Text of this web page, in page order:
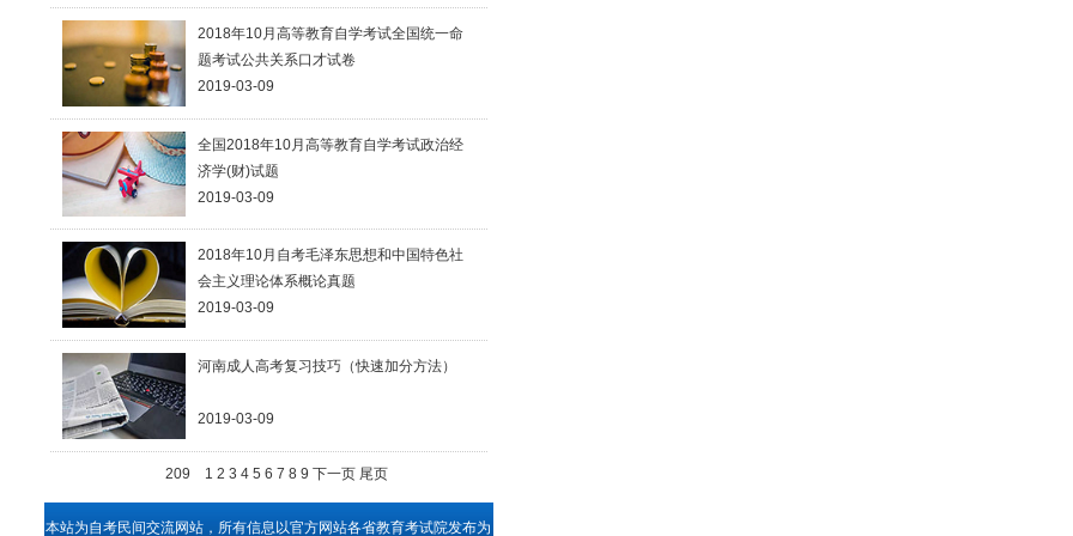
2018年10月高等教育自学考试全国统一命
题考试公共关系口才试卷
2019-03-09
全国2018年10月高等教育自学考试政治经
济学(财)试题
2019-03-09
2018年10月自考毛泽东思想和中国特色社
会主义理论体系概论真题
2019-03-09
河南成人高考复习技巧（快速加分方法）
2019-03-09
209 1 2 3 4 5 6 7 8 9 下一页 尾页
本站为自考民间交流网站，所有信息以官方网站各省教育考试院发布为